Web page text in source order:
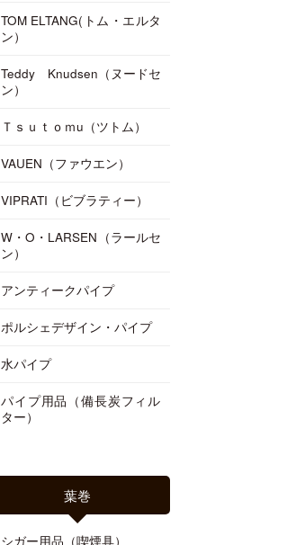
TOM ELTANG(トム・エルタ
ン）
Teddy Knudsen（ヌードセ
ン）
Ｔｓｕｔｏｍu（ツトム）
VAUEN（ファウエン）
VIPRATI（ビブラティー）
W・O・LARSEN（ラールセ
ン）
アンティークパイプ
ポルシェデザイン・パイプ
水パイプ
パイプ用品（備長炭フィル
ター）
葉巻
シガー用品（喫煙具）